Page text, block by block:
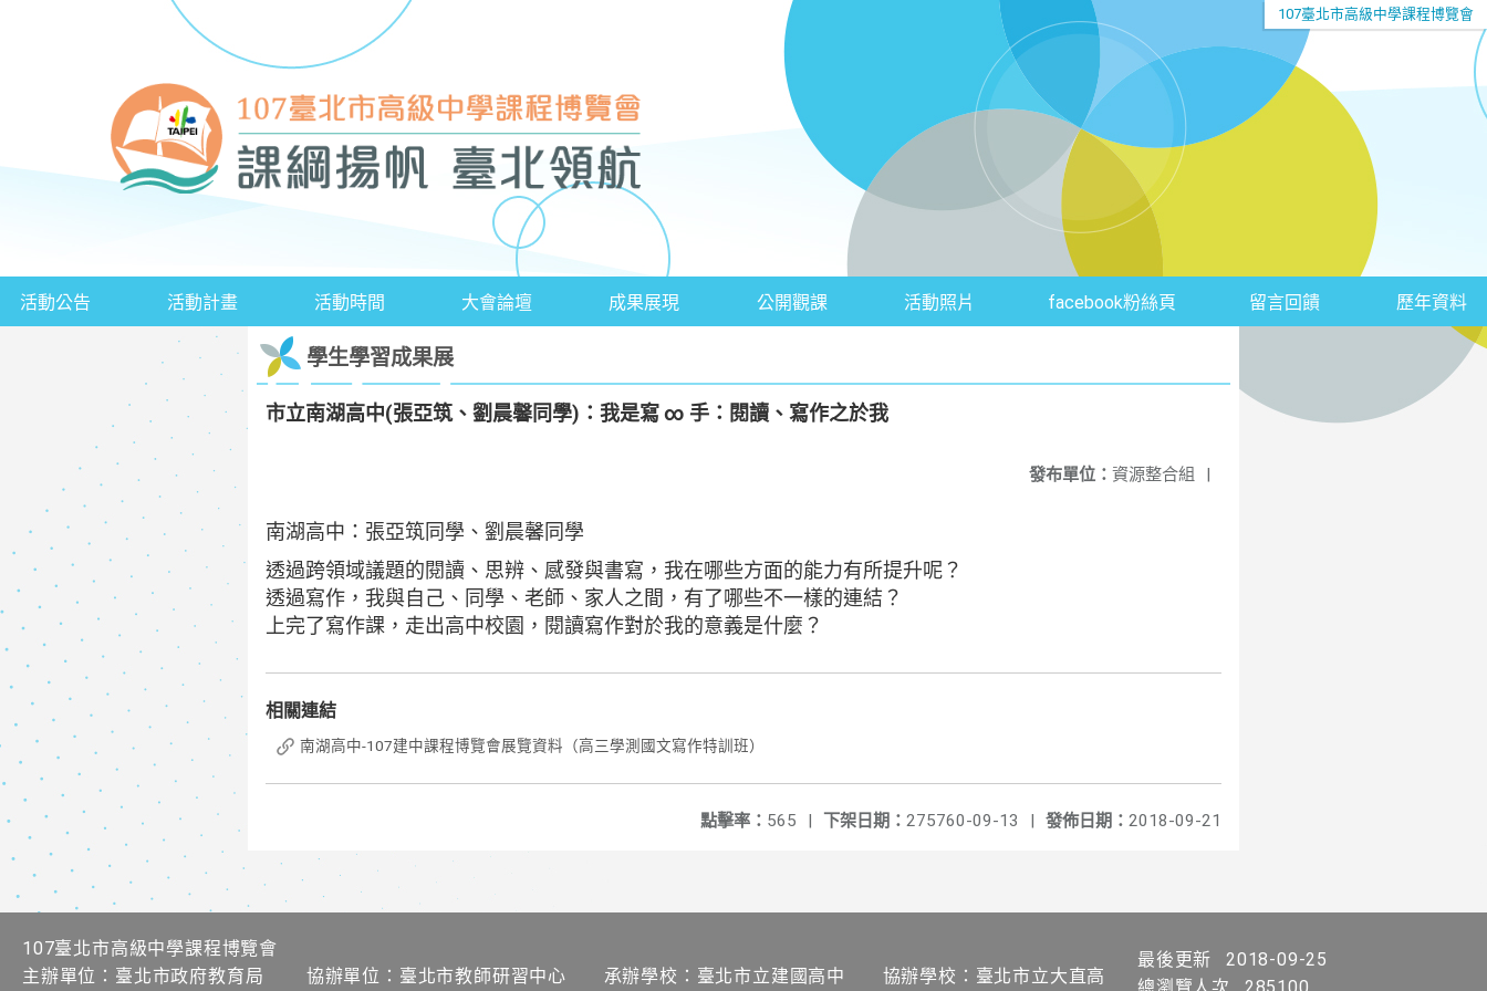
107臺北市高級中學課程博覽會
活動公告 活動計畫 活動時間 大會論壇 成果展現 公開觀課 活動照片 facebook粉絲頁 留言回饋 歷年資料
學生學習成果展
市立南湖高中(張亞筑、劉晨馨同學)：我是寫 ∞ 手：閱讀、寫作之於我
發布單位： 資源整合組 |
南湖高中：張亞筑同學、劉晨馨同學
透過跨領域議題的閱讀、思辨、感發與書寫，我在哪些方面的能力有所提升呢？
透過寫作，我與自己、同學、老師、家人之間，有了哪些不一樣的連結？
上完了寫作課，走出高中校園，閱讀寫作對於我的意義是什麼？
相關連結
南湖高中-107建中課程博覽會展覽資料（高三學測國文寫作特訓班）
發佈日期： 2018-09-21
下架日期： 275760-09-13 |
點擊率： 565 |
107臺北市高級中學課程博覽會
主辦單位：臺北市政府教育局 協辦單位：臺北市教師研習中心 承辦學校：臺北市立建國高中 協辦學校：臺北市立大直高
最後更新
2018-09-25